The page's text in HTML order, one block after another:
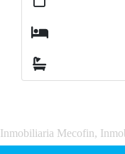
Inmobiliaria Mecofin,